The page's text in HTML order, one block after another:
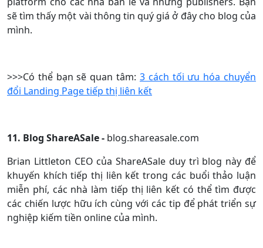
sẽ tìm thấy một vài thông tin quý giá ở đây cho blog của
mình.
>>>Có thể bạn sẽ quan tâm: 3 cách tối ưu hóa chuyển
đổi Landing Page tiếp thị liên kết
11. Blog ShareASale - blog.shareasale.com
Brian Littleton CEO của ShareASale duy trì blog này để
khuyến khích tiếp thị liên kết trong các buổi thảo luận
miễn phí, các nhà làm tiếp thị liên kết có thể tìm được
các chiến lược hữu ích cùng với các tip để phát triển sự
nghiệp kiếm tiền online của mình.